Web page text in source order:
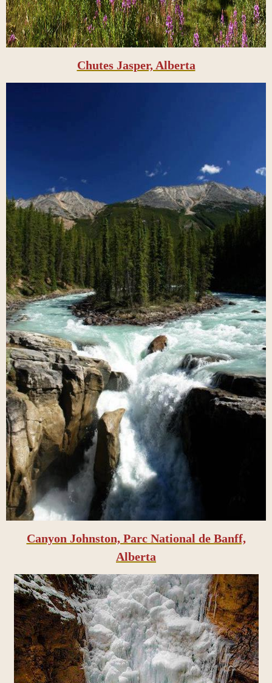
Chutes Jasper, Alberta​
Canyon Johnston, Parc National de Banff,
Alberta